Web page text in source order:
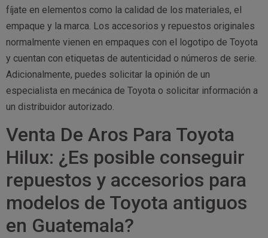
fíjate en elementos como la calidad de los materiales, el
empaque y la marca. Los accesorios y repuestos originales
normalmente vienen en empaques con el logotipo de Toyota
y cuentan con etiquetas de autenticidad o números de serie.
Adicionalmente, puedes solicitar la opinión de un
especialista en mecánica de Toyota o solicitar información a
un distribuidor autorizado.
Venta De Aros Para Toyota
Hilux: ¿Es posible conseguir
repuestos y accesorios para
modelos de Toyota antiguos
en Guatemala?